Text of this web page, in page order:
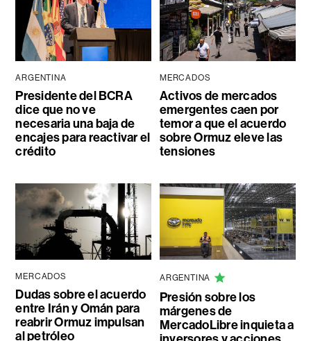
ARGENTINA
Presidente del BCRA
dice que no ve
necesaria una baja de
encajes para reactivar el
crédito
MERCADOS
Activos de mercados
emergentes caen por
temor a que el acuerdo
sobre Ormuz eleve las
tensiones
MERCADOS
Dudas sobre el acuerdo
entre Irán y Omán para
reabrir Ormuz impulsan
al petróleo
ARGENTINA
Presión sobre los
márgenes de
MercadoLibre inquieta a